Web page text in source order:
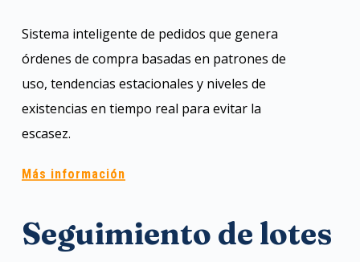
Sistema inteligente de pedidos que genera
órdenes de compra basadas en patrones de
uso, tendencias estacionales y niveles de
existencias en tiempo real para evitar la
escasez.
Más información
Seguimiento de lotes